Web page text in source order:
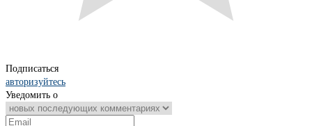
Подписаться
авторизуйтесь
Уведомить о